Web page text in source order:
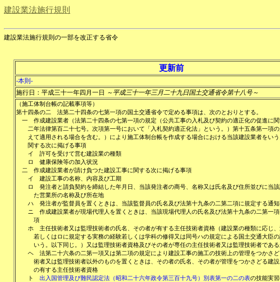
建設業法施行規則
建設業法施行規則の一部を改正する省令
更新前
-本則-
施行日：平成三十一年四月一日 ～平成三十一年三月二十九日国土交通省令第十八号～
（施工体制台帳の記載事項等）
第十四条の二
法第二十四条の七第一項の国土交通省令で定める事項は、次のとおりとする。
一
作成建設業者（法第二十四条の七第一項の規定（公共工事の入札及び契約の適正化の促進に
二年法律第百二十七号。次項第一号において「入札契約適正化法」という。）第十五条第一項
えて適用される場合を含む。）により施工体制台帳を作成する場合における当該建設業者をい
関する次に掲げる事項
イ
許可を受けて営む建設業の種類
ロ
健康保険等の加入状況
二
作成建設業者が請け負つた建設工事に関する次に掲げる事項
イ
建設工事の名称、内容及び工期
ロ
発注者と請負契約を締結した年月日、当該発注者の商号、名称又は氏名及び住所並びに当
た営業所の名称及び所在地
ハ
発注者が監督員を置くときは、当該監督員の氏名及び法第十九条の二第二項に規定する通
ニ
作成建設業者が現場代理人を置くときは、当該現場代理人の氏名及び法第十九条の二第一
項
ホ
主任技術者又は監理技術者の氏名、その者が有する主任技術者資格（建設業の種類に応じ
若しくはロに規定する実務の経験若しくは学科の修得又は同号ハの規定による国土交通大臣
いう。以下同じ。）又は監理技術者資格及びその者が専任の主任技術者又は監理技術者である
ヘ
法第二十六条の二第一項又は第二項の規定により建設工事の施工の技術上の管理をつかさ
術者又は監理技術者以外のものを置くときは、その者の氏名、その者が管理をつかさどる建
の有する主任技術者資格
ト
出入国管理及び難民認定法（昭和二十六年政令第三百十九号）別表第一の二の表の技能実